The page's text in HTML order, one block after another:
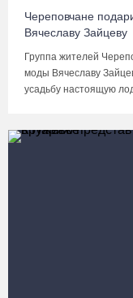
Череповчане
Вячеславу Зайцеву
Группа жителей
моды Вячеславу
усадьбу настоящую